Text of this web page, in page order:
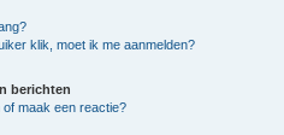
klik, moet ik me aanmelden?
berichten
maak een reactie?